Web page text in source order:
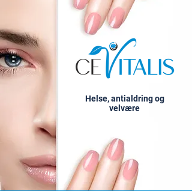
Helse, antialdring og
velvære